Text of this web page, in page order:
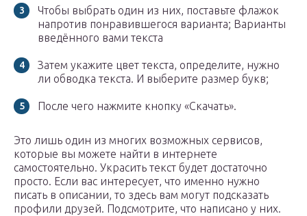
Чтобы выбрать один из них, поставьте флажок
напротив понравившегося варианта; Варианты
введённого вами текста
Затем укажите цвет текста, определите, нужно
ли обводка текста. И выберите размер букв;
После чего нажмите кнопку «Скачать».
Это лишь один из многих возможных сервисов,
которые вы можете найти в интернете
самостоятельно. Украсить текст будет достаточно
просто. Если вас интересует, что именно нужно
писать в описании, то здесь вам могут подсказать
профили друзей. Подсмотрите, что написано у них.